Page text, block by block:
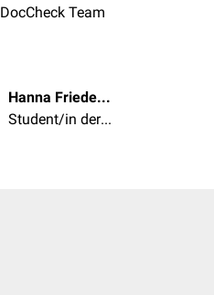
DocCheck Team
Hanna Friederieke Holland
Student/in der Humanmedizin